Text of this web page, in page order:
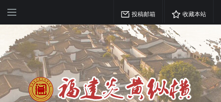
投稿邮箱 收藏本站